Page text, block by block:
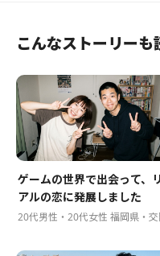
こんなストーリー
ゲームの世界で出会って、リ
アルの恋に発展しました
20代男性・20代女性 福岡県・